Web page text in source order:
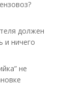
должен
и ничего
не